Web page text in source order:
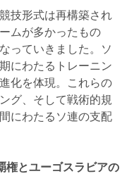
技形式は再構築され
ムが多かったもの
っていきました。ソ
にわたるトレーニン
化を体現。これらの
グ、そして戦術的規
にわたるソ連の支配
とユーゴスラビアの